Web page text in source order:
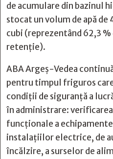
de acumulare din bazinul
stocat un volum de apă
cubi (reprezentând 62,3
retenție).
ABA Argeș-Vedea
pentru timpul friguros
condiții de siguranță a
în administrare:
funcționale a
instalațiilor electrice, de
încălzire, a surselor de